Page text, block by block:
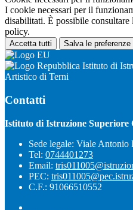
I cookie necessari per il
disabilitati. È possibile
policy.
Accetta tutti Salva le preferenze
Istituto di
Artistico di Terni
Contatti
Istituto di Istruzione Superiore
Sede legale: Viale Antonio
Tel: 0744401273
Email:
PEC:
C.F.: 91066510552